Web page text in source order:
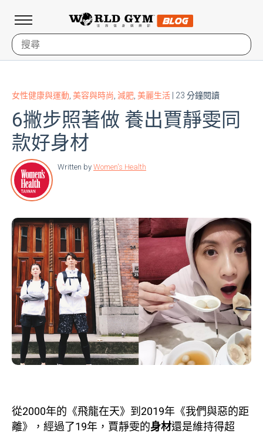
女性健康與運動 美容與時尚 減肥 美麗生活 | 23 分鐘閱讀
6撇步照著做 養出賈靜雯同
款好身材
Written by Women's Health
從2000年的《飛龍在天》到2019年《我們與惡的距
離》，經過了19年，賈靜雯的身材還是維持得超